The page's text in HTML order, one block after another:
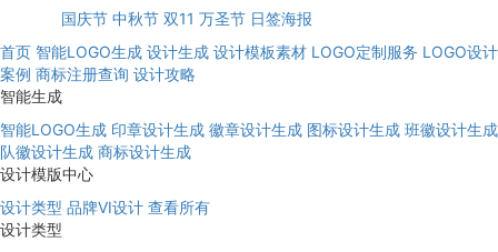
国庆节 中秋节 双11 万圣节 日签海报
首页 智能LOGO生成 设计生成 设计模板素材 LOGO定制服务 LOGO设计
案例 商标注册查询 设计攻略
智能生成
智能LOGO生成 印章设计生成 徽章设计生成 图标设计生成 班徽设计生成
队徽设计生成 商标设计生成
设计模版中心
设计类型 品牌VI设计 查看所有
设计类型